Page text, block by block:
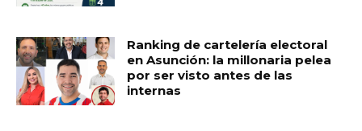
Ranking de cartelería electoral
en Asunción: la millonaria pelea
por ser visto antes de las
internas